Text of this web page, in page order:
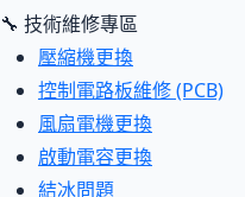
🔧 技術維修專區
壓縮機更換
控制電路板維修 (PCB)
風扇電機更換
啟動電容更換
結冰問題